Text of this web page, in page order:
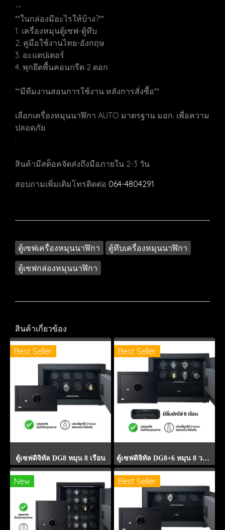
--
**ในกล่องมีอะไรให้บ้าง?**
1. เครื่องหมุนตู้เซฟ-ตู้ทึบ
2. คู่มือใช้งานไทย-อังกฤษ
3. อะแดปเตอร์
4. พุกยึดพื้นคอนกรีต 2 ดอก
**มีทีมงานสอนการใช้งาน หลังการสั่งซื้อ**
เลือกเครื่องหมุนนาฬิกา AUTO มาตรฐาน มอก. เพื่อความ
ปลอดภัย
.
สินค้ามีสต็อคจัดส่งถึงมือภายใน 2-3 วัน
สอบถามเพิ่มเติมโทรติดต่อ 064-4804291
ตู้เซฟเครื่องหมุนนาฬิกา
ตู้ทึบเครื่องหมุนนาฬิกา
ตู้เซฟกล่องหมุนนาฬิกา
สินค้าเกี่ยวข้อง
Best Seller
ตู้เซฟดิจิทัล DG8 หมุน 8 เรือน
Best Seller
ตู้เซฟดิจิทัล DG8+6 หมุน 8 วาง 6 เรือน
New Best Seller